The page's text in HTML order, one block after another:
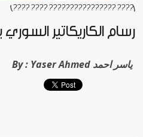
[???? ???????????????? ???? ????]
رسام الكاريكاتير
By : Yaser Ahmed ياسر احمد